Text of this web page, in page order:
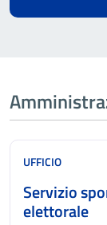
UFFICIO
Servizio
elettorale